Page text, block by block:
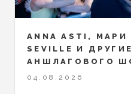
ANNA ASTI,
SEVILLE И
АНШЛАГОВОГО
04.08.2026